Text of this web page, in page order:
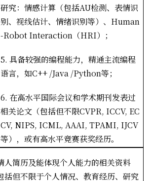
研究：情感计算（包括AU检测、表情识
别、视线估计、情绪识别等）、 Human
-Robot Interaction （HRI）；
5. 具备较强的编程能力，精通主流编程
语言，如C++ /Java /Python等；
6. 在高水平国际会议和学术期刊发表过
相关论文（包括但不限CVPR, ICCV, EC
CV, NIPS, ICML, AAAI, TPAMI, IJCV
等），或有高水平竞赛获奖经历。
人简历及能体现个人能力的相关资料
括但不限于个人情况、教育经历、研究